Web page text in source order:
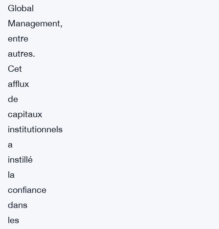
Global
Management,
entre
autres.
Cet
afflux
de
capitaux
institutionnels
a
instillé
la
confiance
dans
les